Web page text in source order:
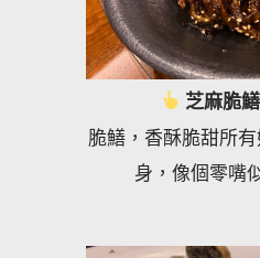
芝麻脆
脆鱔，香酥脆甜所
身，像個零嘴